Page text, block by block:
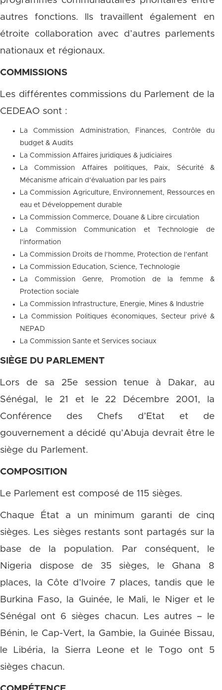
autres fonctions. Ils travaillent également en
étroite collaboration avec d’autres parlements
nationaux et régionaux.
COMMISSIONS
Les différentes commissions du Parlement de la
CEDEAO sont :
La Commission Administration, Finances, Contrôle du
budget & Audits
La Commission Affaires juridiques & judiciaires
La Commission Affaires politiques, Paix, Sécurité &
Mécanisme africain d’évaluation par les pairs
La Commission Agriculture, Environnement, Ressources en
eau et Développement durable
La Commission Commerce, Douane & Libre circulation
La Commission Communication et Technologie de
l’information
La Commission Droits de l’homme, Protection de l’enfant
La Commission Education, Science, Technologie
La Commission Genre, Promotion de la femme &
Protection sociale
La Commission Infrastructure, Energie, Mines & Industrie
La Commission Politiques économiques, Secteur privé &
NEPAD
La Commission Sante et Services sociaux
SIÈGE DU PARLEMENT
Lors de sa 25e session tenue à Dakar, au
Sénégal, le 21 et le 22 Décembre 2001, la
Conférence des Chefs d’Etat et de
gouvernement a décidé qu’Abuja devrait être le
siège du Parlement.
COMPOSITION
Le Parlement est composé de 115 sièges.
Chaque État a un minimum garanti de cinq
sièges. Les sièges restants sont partagés sur la
base de la population. Par conséquent, le
Nigeria dispose de 35 sièges, le Ghana 8
places, la Côte d’Ivoire 7 places, tandis que le
Burkina Faso, la Guinée, le Mali, le Niger et le
Sénégal ont 6 sièges chacun. Les autres – le
Bénin, le Cap-Vert, la Gambie, la Guinée Bissau,
le Libéria, la Sierra Leone et le Togo ont 5
sièges chacun.